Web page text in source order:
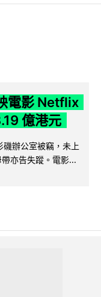
電影 Netflix
億港元
磯辦公室被竊，未上
亦告失蹤。電影...